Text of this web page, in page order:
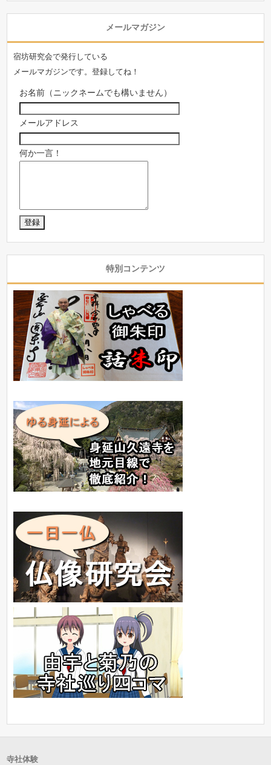
メールマガジン
宿坊研究会で発行している
メールマガジンです。登録してね！
お名前（ニックネームでも構いません）
メールアドレス
何か一言！
特別コンテンツ
寺社体験